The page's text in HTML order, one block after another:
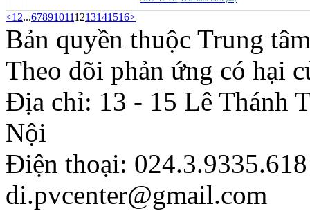
<12...678910111213141516>
Bản quyền thuộc Trung
Theo dõi phản ứng có hại
Địa chỉ: 13 - 15 Lê Thánh
Nội
Điện thoại: 024.3.9335.618
di.pvcenter@gmail.com